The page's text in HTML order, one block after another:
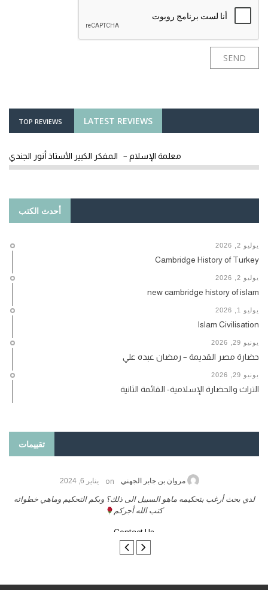
LATEST REVIEWS
TOP REVIEWS
معلمة الإسلام – المفكر الكبير الأستاذ أنور الجندي
أحدث الكتب
يوليو 2, 2026
Cambridge History of Turkey
يوليو 2, 2026
new cambridge history of islam
يوليو 1, 2026
Islam Civilisation
يونيو 29, 2026
حضارة مصر القديمة – رمضان عبده علي
يونيو 29, 2026
التراث والحضارة الإسلامية- القائمة الثانية
تقييمات
حامد الزريقي on يناير 25, 2026
السلام عليكم ورحمة الله وبركاتة أرغب بنشر كتابي معكم